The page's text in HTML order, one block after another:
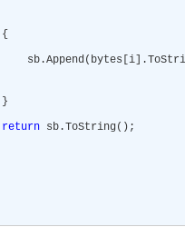
returnsb.ToString();